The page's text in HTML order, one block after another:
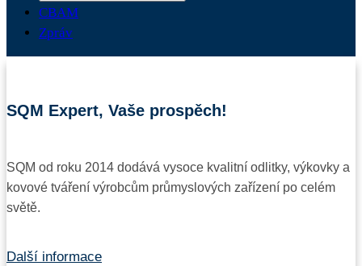
CBAM
Zpráv
SQM Expert, Vaše prospěch!
SQM od roku 2014 dodává vysoce kvalitní odlitky, výkovky a
kovové tváření výrobcům průmyslových zařízení po celém
světě.
Další informace